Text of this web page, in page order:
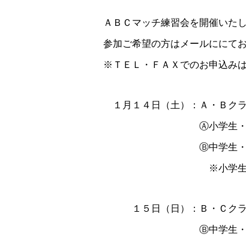
ＡＢＣマッチ練習会を開催いたし
参加ご希望の方はメールににて
※ＴＥＬ・ＦＡＸでのお申込み
１月１４日（土）：Ａ・Ｂク
Ⓐ小学生・中学
Ⓑ中学生・小学
※小学生は5
１５日（日）：Ｂ・Ｃクラ
Ⓑ中学生・小学